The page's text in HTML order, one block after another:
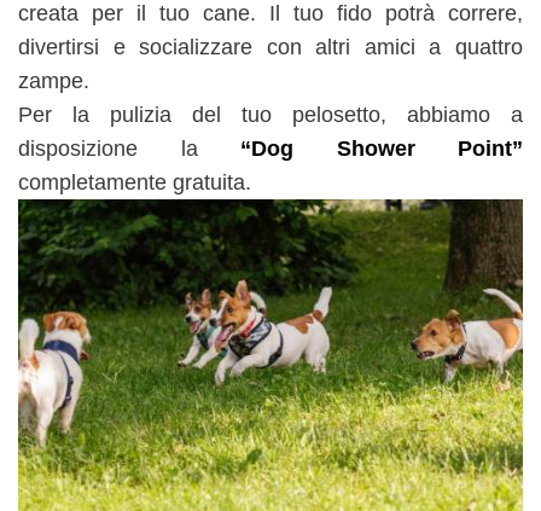
creata per il tuo cane. Il tuo fido potrà correre,
divertirsi e socializzare con altri amici a quattro
zampe.
Per la pulizia del tuo pelosetto, abbiamo a
disposizione la “Dog Shower Point”
completamente gratuita.